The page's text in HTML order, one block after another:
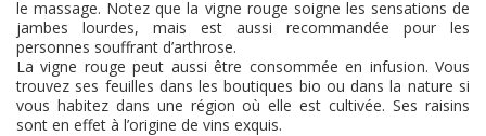
le massage. Notez que la vigne rouge soigne les sensations de
jambes lourdes, mais est aussi recommandée pour les
personnes souffrant d’arthrose.
La vigne rouge peut aussi être consommée en infusion. Vous
trouvez ses feuilles dans les boutiques bio ou dans la nature si
vous habitez dans une région où elle est cultivée. Ses raisins
sont en effet à l’origine de vins exquis.